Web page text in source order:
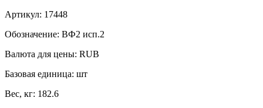
Артикул: 17448
Обозначение: ВФ2 исп.2
Валюта для цены: RUB
Базовая единица: шт
Вес, кг: 182.6